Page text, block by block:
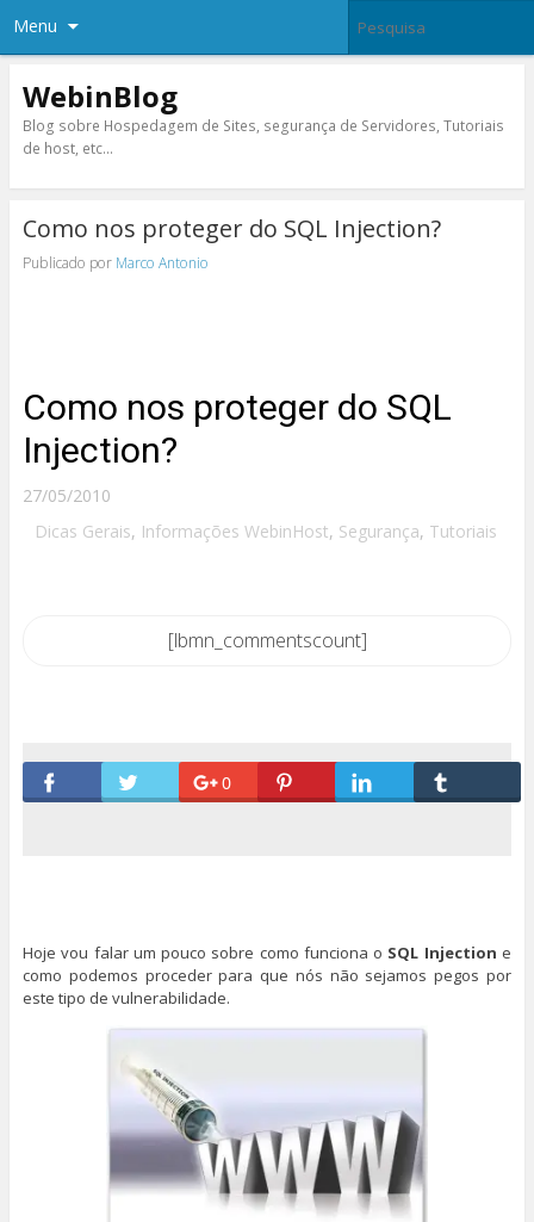
Menu
WebinBlog
Blog sobre Hospedagem de Sites, segurança de Servidores, Tutoriais
de host, etc…
Como nos proteger do SQL Injection?
Publicado por Marco Antonio
Como nos proteger do SQL
Injection?
27/05/2010
Dicas Gerais, Informações WebinHost, Segurança, Tutoriais
[lbmn_commentscount]
0
Hoje vou falar um pouco sobre como funciona o SQL Injection e
como podemos proceder para que nós não sejamos pegos por
este tipo de vulnerabilidade.